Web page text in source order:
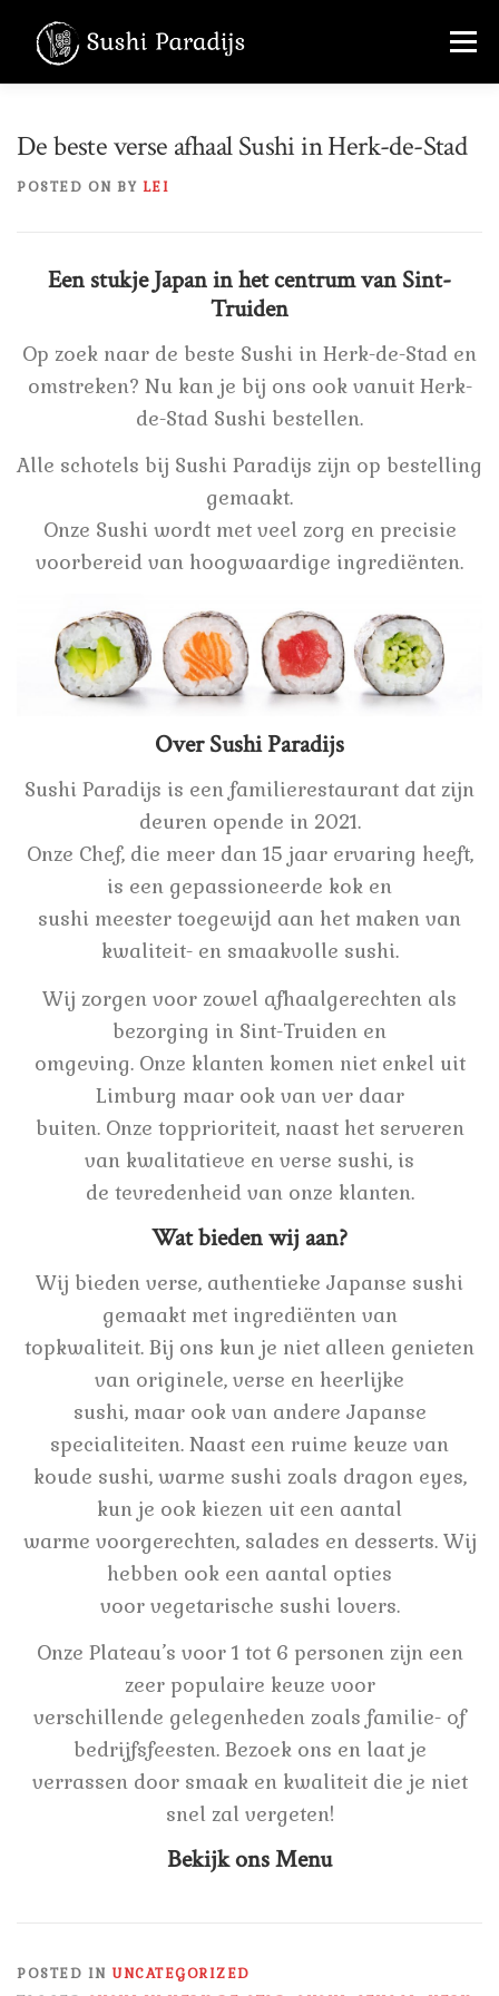
content
Menu
De beste verse afhaal Sushi in Herk-de-Stad
POSTED ON BY LEI
Een stukje Japan in het centrum van Sint-
Truiden
Op zoek naar de beste Sushi in Herk-de-Stad en
omstreken? Nu kan je bij ons ook vanuit Herk-
de-Stad Sushi bestellen.
Alle schotels bij Sushi Paradijs zijn op bestelling
gemaakt.
Onze Sushi wordt met veel zorg en precisie
voorbereid van hoogwaardige ingrediënten.
Over Sushi Paradijs
Sushi Paradijs is een familierestaurant dat zijn
deuren opende in 2021.
Onze Chef, die meer dan 15 jaar ervaring heeft,
is een gepassioneerde kok en
sushi meester toegewijd aan het maken van
kwaliteit- en smaakvolle sushi.
Wij zorgen voor zowel afhaalgerechten als
bezorging in Sint-Truiden en
omgeving. Onze klanten komen niet enkel uit
Limburg maar ook van ver daar
buiten. Onze topprioriteit, naast het serveren
van kwalitatieve en verse sushi, is
de tevredenheid van onze klanten.
Wat bieden wij aan?
Wij bieden verse, authentieke Japanse sushi
gemaakt met ingrediënten van
topkwaliteit. Bij ons kun je niet alleen genieten
van originele, verse en heerlijke
sushi, maar ook van andere Japanse
specialiteiten. Naast een ruime keuze van
koude sushi, warme sushi zoals dragon eyes,
kun je ook kiezen uit een aantal
warme voorgerechten, salades en desserts. Wij
hebben ook een aantal opties
voor vegetarische sushi lovers.
Onze Plateau’s voor 1 tot 6 personen zijn een
zeer populaire keuze voor
verschillende gelegenheden zoals familie- of
bedrijfsfeesten. Bezoek ons en laat je
verrassen door smaak en kwaliteit die je niet
snel zal vergeten!
Bekijk ons Menu
POSTED IN UNCATEGORIZED